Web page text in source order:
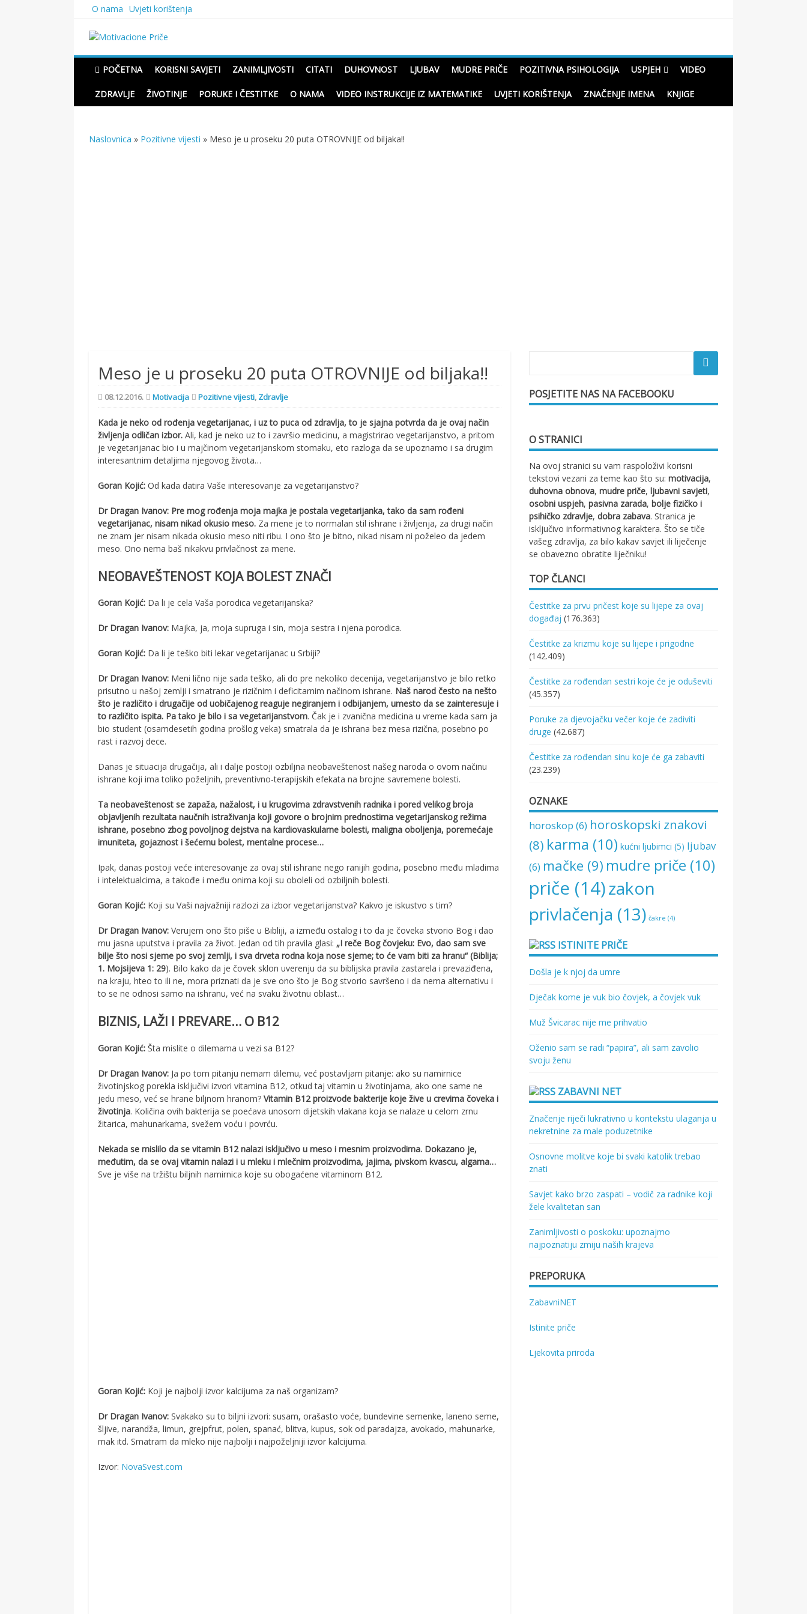
content
O nama Uvjeti korištenja
Motivacione Priče
POČETNA
KORISNI SAVJETI ZANIMLJIVOSTI CITATI DUHOVNOST LJUBAV MUDRE PRIČE POZITIVNA PSIHOLOGIJA USPJEH VIDEO
ZDRAVLJE ŽIVOTINJE PORUKE I ČESTITKE O NAMA VIDEO INSTRUKCIJE IZ MATEMATIKE UVJETI KORIŠTENJA ZNAČENJE IMENA KNJIGE
Naslovnica » Pozitivne vijesti » Meso je u proseku 20 puta OTROVNIJE od biljaka!!
Meso je u proseku 20 puta OTROVNIJE od biljaka!!
08.12.2016. Motivacija Pozitivne vijesti, Zdravlje
Kada je neko od rođenja vegetarijanac, i uz to puca od zdravlja, to je sjajna potvrda da je ovaj način
življenja odličan izbor. Ali, kad je neko uz to i završio medicinu, a magistrirao vegetarijanstvo, a pritom
je vegetarijanac bio i u majčinom vegetarijanskom stomaku, eto razloga da se upoznamo i sa drugim
interesantnim detaljima njegovog života…
Goran Kojić: Od kada datira Vaše interesovanje za vegetarijanstvo?
Dr Dragan Ivanov: Pre mog rođenja moja majka je postala vegetarijanka, tako da sam rođeni
vegetarijanac, nisam nikad okusio meso. Za mene je to normalan stil ishrane i življenja, za drugi način
ne znam jer nisam nikada okusio meso niti ribu. I ono što je bitno, nikad nisam ni poželeo da jedem
meso. Ono nema baš nikakvu privlačnost za mene.
NEOBAVEŠTENOST KOJA BOLEST ZNAČI
Goran Kojić: Da li je cela Vaša porodica vegetarijanska?
Dr Dragan Ivanov: Majka, ja, moja supruga i sin, moja sestra i njena porodica.
Goran Kojić: Da li je teško biti lekar vegetarijanac u Srbiji?
Dr Dragan Ivanov: Meni lično nije sada teško, ali do pre nekoliko decenija, vegetarijanstvo je bilo retko
prisutno u našoj zemlji i smatrano je rizičnim i deficitarnim načinom ishrane. Naš narod često na nešto
što je različito i drugačije od uobičajenog reaguje negiranjem i odbijanjem, umesto da se zainteresuje i
to različito ispita. Pa tako je bilo i sa vegetarijanstvom. Čak je i zvanična medicina u vreme kada sam ja
bio student (osamdesetih godina prošlog veka) smatrala da je ishrana bez mesa rizična, posebno po
rast i razvoj dece.
Danas je situacija drugačija, ali i dalje postoji ozbiljna neobaveštenost našeg naroda o ovom načinu
ishrane koji ima toliko poželjnih, preventivno-terapijskih efekata na brojne savremene bolesti.
Ta neobaveštenost se zapaža, nažalost, i u krugovima zdravstvenih radnika i pored velikog broja
objavljenih rezultata naučnih istraživanja koji govore o brojnim prednostima vegetarijanskog režima
ishrane, posebno zbog povoljnog dejstva na kardiovaskularne bolesti, maligna oboljenja, poremećaje
imuniteta, gojaznost i šećernu bolest, mentalne procese…
Ipak, danas postoji veće interesovanje za ovaj stil ishrane nego ranijih godina, posebno među mladima
i intelektualcima, a takođe i među onima koji su oboleli od ozbiljnih bolesti.
Goran Kojić: Koji su Vaši najvažniji razlozi za izbor vegetarijanstva? Kakvo je iskustvo s tim?
Dr Dragan Ivanov: Verujem ono što piše u Bibliji, a između ostalog i to da je čoveka stvorio Bog i dao
mu jasna uputstva i pravila za život. Jedan od tih pravila glasi:„I reče Bog čovjeku: Evo, dao sam sve
bilje što nosi sjeme po svoj zemlji, i sva drveta rodna koja nose sjeme; to će vam biti za hranu“ (Biblija;
1. Mojsijeva 1: 29). Bilo kako da je čovek sklon uverenju da su biblijska pravila zastarela i prevaziđena,
na kraju, hteo to ili ne, mora priznati da je sve ono što je Bog stvorio savršeno i da nema alternativu i
to se ne odnosi samo na ishranu, već na svaku životnu oblast…
BIZNIS, LAŽI I PREVARE… O B12
Goran Kojić: Šta mislite o dilemama u vezi sa B12?
Dr Dragan Ivanov: Ja po tom pitanju nemam dilemu, već postavljam pitanje: ako su namirnice
životinjskog porekla isključivi izvori vitamina B12, otkud taj vitamin u životinjama, ako one same ne
jedu meso, već se hrane biljnom hranom?Vitamin B12 proizvode bakterije koje žive u crevima čoveka i
životinja. Količina ovih bakterija se poećava unosom dijetskih vlakana koja se nalaze u celom zrnu
žitarica, mahunarkama, svežem voću i povrću.
Nekada se mislilo da se vitamin B12 nalazi isključivo u meso i mesnim proizvodima. Dokazano je,
međutim, da se ovaj vitamin nalazi i u mleku i mlečnim proizvodima, jajima, pivskom kvascu, algama…
Sve je više na tržištu biljnih namirnica koje su obogaćene vitaminom B12.
Goran Kojić: Koji je najbolji izvor kalcijuma za naš organizam?
Dr Dragan Ivanov: Svakako su to biljni izvori: susam, orašasto voće, bundevine semenke, laneno seme,
šljive, narandža, limun, grejpfrut, polen, spanać, blitva, kupus, sok od paradajza, avokado, mahunarke,
mak itd. Smatram da mleko nije najbolji i najpoželjniji izvor kalcijuma.
Izvor: NovaSvest.com
POSJETITE NAS NA FACEBOOKU
O STRANICI
Na ovoj stranici su vam raspoloživi korisni
tekstovi vezani za teme kao što su:motivacija,
duhovna obnova,mudre priče,ljubavni savjeti,
osobni uspjeh,pasivna zarada,bolje fizičko i
psihičko zdravlje,dobra zabava. Stranica je
isključivo informativnog karaktera. Što se tiče
vašeg zdravlja, za bilo kakav savjet ili liječenje
se obavezno obratite liječniku!
TOP ČLANCI
Čestitke za prvu pričest koje su lijepe za ovaj
događaj (176.363)
Čestitke za krizmu koje su lijepe i prigodne
(142.409)
Čestitke za rođendan sestri koje će je oduševiti
(45.357)
Poruke za djevojačku večer koje će zadiviti
druge (42.687)
Čestitke za rođendan sinu koje će ga zabaviti
(23.239)
OZNAKE
horoskop (6) horoskopski znakovi
(8) karma (10) kućni ljubimci (5) ljubav
(6) mačke (9) mudre priče (10)
priče (14)zakon
privlačenja (13) čakre (4)
ISTINITE PRIČE
Došla je k njoj da umre
Dječak kome je vuk bio čovjek, a čovjek vuk
Muž Švicarac nije me prihvatio
Oženio sam se radi “papira”, ali sam zavolio
svoju ženu
ZABAVNI NET
Značenje riječi lukrativno u kontekstu ulaganja u
nekretnine za male poduzetnike
Osnovne molitve koje bi svaki katolik trebao
znati
Savjet kako brzo zaspati – vodič za radnike koji
žele kvalitetan san
Zanimljivosti o poskoku: upoznajmo
najpoznatiju zmiju naših krajeva
PREPORUKA
ZabavniNET
Istinite priče
Ljekovita priroda